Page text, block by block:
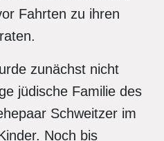
Fahrten zu ihren
zunächst nicht
jüdische Familie des
Schweitzer im
Noch bis